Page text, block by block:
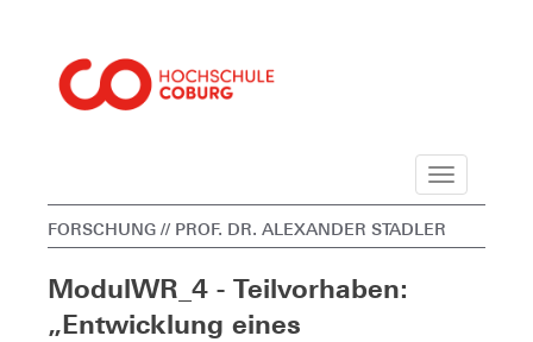
Navigation
FORSCHUNG // PROF. DR. ALEXANDER STADLER
ModulWR_4 - Teilvorhaben:
„Entwicklung eines